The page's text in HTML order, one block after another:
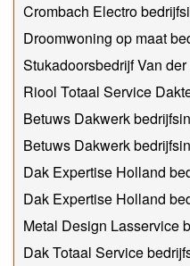
Crombach Electro
Droomwoning op maat
Stukadoorsbedrijf Van
Riool Totaal Service
Betuws Dakwerk
Betuws Dakwerk
Dak Expertise Holland
Dak Expertise Holland
Metal Design Lasservice
Dak Totaal Service